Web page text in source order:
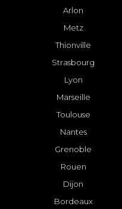
Arlon
Metz
Thionville
Strasbourg
Lyon
Marseille
Toulouse
Nantes
Grenoble
Rouen
Dijon
Bordeaux